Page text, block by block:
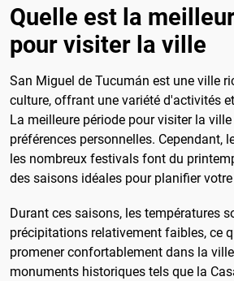
Quelle est la
pour visiter la ville
San Miguel de Tucumán est une ville
culture, offrant une variété d'activités
La meilleure période pour visiter la
préférences personnelles. Cependant,
les nombreux festivals font du
des saisons idéales pour planifier
Durant ces saisons, les températures
précipitations relativement faibles, ce
promener confortablement dans la
monuments historiques tels que la